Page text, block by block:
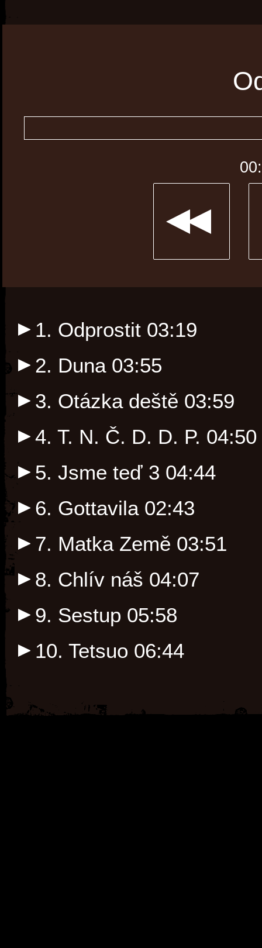
1. Odprostit 03:19
2. Duna 03:55
3. Otázka deště 03:59
4. T. N. Č. D. D. P. 04:50
5. Jsme teď 3 04:44
6. Gottavila 02:43
7. Matka Země 03:51
8. Chlív náš 04:07
9. Sestup 05:58
10. Tetsuo 06:44